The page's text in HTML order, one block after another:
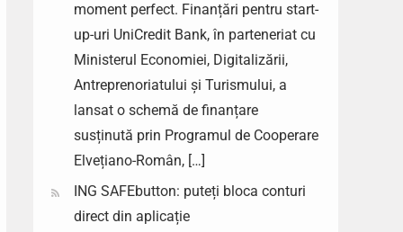
moment perfect. Finanțări pentru start-
up-uri UniCredit Bank, în parteneriat cu
Ministerul Economiei, Digitalizării,
Antreprenoriatului și Turismului, a
lansat o schemă de finanțare
susținută prin Programul de Cooperare
Elvețiano-Român, […]
ING SAFEbutton: puteți bloca conturi
direct din aplicație